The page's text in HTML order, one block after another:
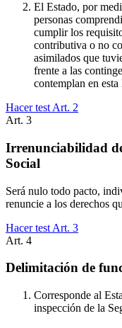
El Estado, por
personas
cumplir los
contributiva o no
asimilados que
frente a las
contemplan en esta
Hacer test Art. 2
Art. 3
Irrenunciabilidad
Social
Será nulo todo pacto,
renuncie a los derechos
Hacer test Art. 3
Art. 4
Delimitación de
Corresponde al
inspección de la